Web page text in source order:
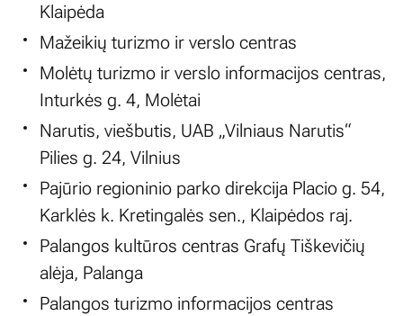
Klaipėda
Mažeikių turizmo ir verslo centras
Molėtų turizmo ir verslo informacijos centras,
Inturkės g. 4, Molėtai
Narutis, viešbutis, UAB „Vilniaus Narutis“
Pilies g. 24, Vilnius
Pajūrio regioninio parko direkcija Placio g. 54,
Karklės k. Kretingalės sen., Klaipėdos raj.
Palangos kultūros centras Grafų Tiškevičių
alėja, Palanga
Palangos turizmo informacijos centras